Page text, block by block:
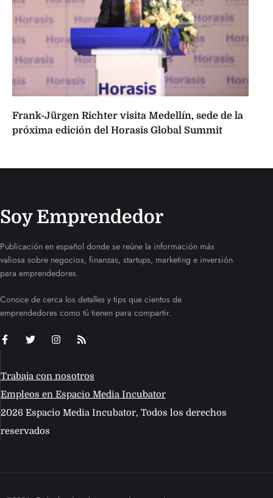
Frank-Jürgen Richter visita Medellín, sede de la
próxima edición del Horasis Global Summit
Soy Emprendedor
Publicación en español donde se reúne la información más
valiosa sobre negocios, finanzas, startups, marketing e inversión
para emprendedores.
Conoce de cerca los detalles y tips que cientos de
emprendedores como tú tienen para compartir.
Trabaja con nosotros
Empleos en Espacio Media Incubator
2026 Espacio Media Incubator, Todos los derechos
reservados